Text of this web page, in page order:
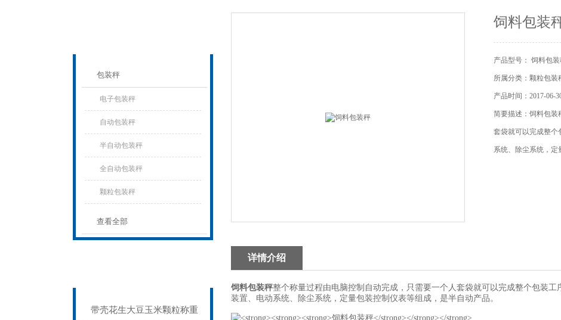
包装秤
电子包装秤
自动包装秤
半自动包装秤
全自动包装秤
颗粒包装秤
查看全部
带壳花生大豆玉米颗粒称重
饲料包装
产品型号： 饲料包
所属分类：颗粒包装
产品时间：2017-06-
简要描述：饲料包装
套袋就可以完成整个
系统、除尘系统，定
详情介绍
饲料包装秤整个称量过程由电脑控制自动完成，只需要一个人套袋就可以完成整个包装工
装置、电动系统、除尘系统，定量包装控制仪表等组成，是半自动产品。